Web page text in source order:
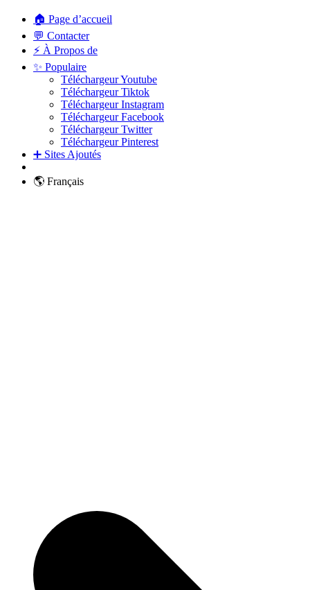
🏠 Page d’accueil
💬 Contacter
⚡ À Propos de
✨ Populaire
Téléchargeur Youtube
Téléchargeur Tiktok
Téléchargeur Instagram
Téléchargeur Facebook
Téléchargeur Twitter
Téléchargeur Pinterest
➕ Sites Ajoutés
🌎 Français